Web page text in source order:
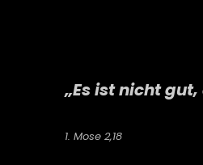
„Es ist nicht
1. Mose 2,18